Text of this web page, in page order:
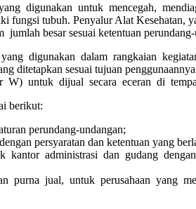
digunakan untuk mencegah,
tubuh. Penyalur Alat Kesehatan,
besar sesuai ketentuan perundang-
digunakan dalam rangkaian
sesuai tujuan
W) untuk dijual secara eceran di
berikut:
perundang-undangan;
persyaratan dan ketentuan yang
kantor administrasi dan gudang
jual, untuk perusahaan yang